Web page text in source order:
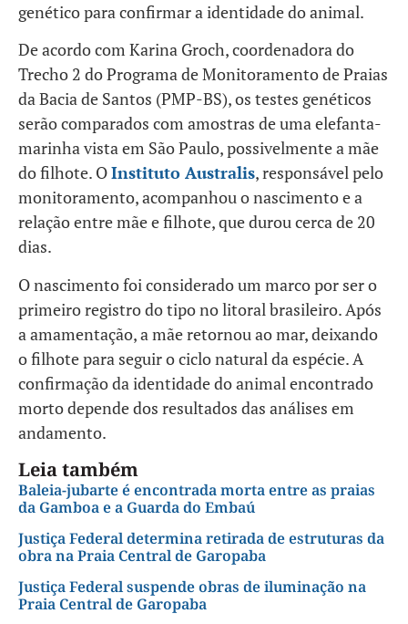
genético para confirmar a identidade do animal.
De acordo com Karina Groch, coordenadora do
Trecho 2 do Programa de Monitoramento de Praias
da Bacia de Santos (PMP-BS), os testes genéticos
serão comparados com amostras de uma elefanta-
marinha vista em São Paulo, possivelmente a mãe
do filhote. OInstituto Australis, responsável pelo
monitoramento, acompanhou o nascimento e a
relação entre mãe e filhote, que durou cerca de 20
dias.
O nascimento foi considerado um marco por ser o
primeiro registro do tipo no litoral brasileiro. Após
a amamentação, a mãe retornou ao mar, deixando
o filhote para seguir o ciclo natural da espécie. A
confirmação da identidade do animal encontrado
morto depende dos resultados das análises em
andamento.
Leia também
Baleia-jubarte é encontrada morta entre as praias
da Gamboa e a Guarda do Embaú
Justiça Federal determina retirada de estruturas da
obra na Praia Central de Garopaba
Justiça Federal suspende obras de iluminação na
Praia Central de Garopaba